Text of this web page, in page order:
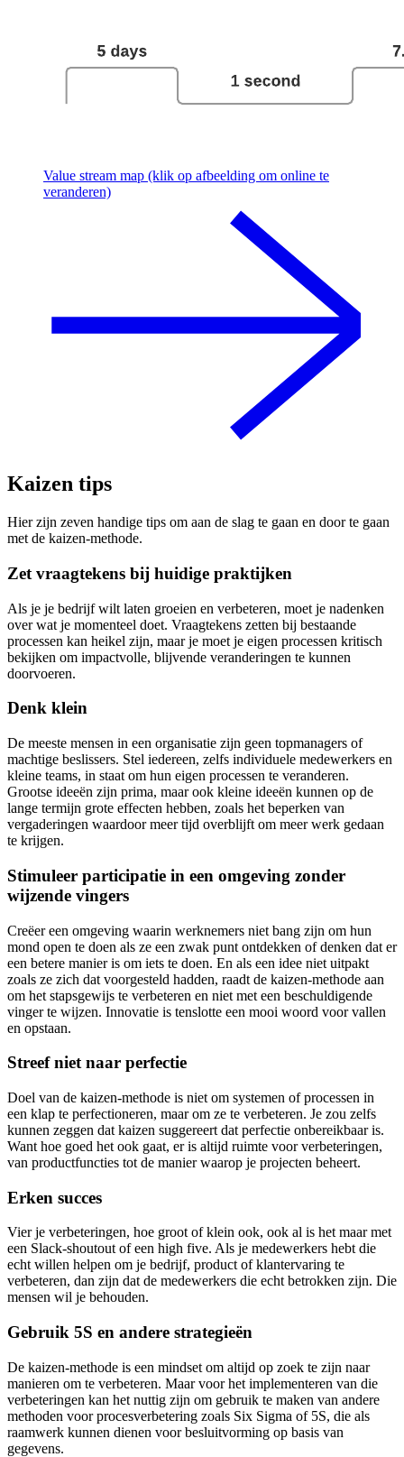
Value stream map (klik op afbeelding om online te
veranderen)
Kaizen tips
Hier zijn zeven handige tips om aan de slag te gaan en door te gaan
met de kaizen-methode.
Zet vraagtekens bij huidige praktijken
Als je je bedrijf wilt laten groeien en verbeteren, moet je nadenken
over wat je momenteel doet. Vraagtekens zetten bij bestaande
processen kan heikel zijn, maar je moet je eigen processen kritisch
bekijken om impactvolle, blijvende veranderingen te kunnen
doorvoeren.
Denk klein
De meeste mensen in een organisatie zijn geen topmanagers of
machtige beslissers. Stel iedereen, zelfs individuele medewerkers en
kleine teams, in staat om hun eigen processen te veranderen.
Grootse ideeën zijn prima, maar ook kleine ideeën kunnen op de
lange termijn grote effecten hebben, zoals het beperken van
vergaderingen waardoor meer tijd overblijft om meer werk gedaan
te krijgen.
Stimuleer participatie in een omgeving zonder
wijzende vingers
Creëer een omgeving waarin werknemers niet bang zijn om hun
mond open te doen als ze een zwak punt ontdekken of denken dat er
een betere manier is om iets te doen. En als een idee niet uitpakt
zoals ze zich dat voorgesteld hadden, raadt de kaizen-methode aan
om het stapsgewijs te verbeteren en niet met een beschuldigende
vinger te wijzen. Innovatie is tenslotte een mooi woord voor vallen
en opstaan.
Streef niet naar perfectie
Doel van de kaizen-methode is niet om systemen of processen in
een klap te perfectioneren, maar om ze te verbeteren. Je zou zelfs
kunnen zeggen dat kaizen suggereert dat perfectie onbereikbaar is.
Want hoe goed het ook gaat, er is altijd ruimte voor verbeteringen,
van productfuncties tot de manier waarop je projecten beheert.
Erken succes
Vier je verbeteringen, hoe groot of klein ook, ook al is het maar met
een Slack-shoutout of een high five. Als je medewerkers hebt die
echt willen helpen om je bedrijf, product of klantervaring te
verbeteren, dan zijn dat de medewerkers die echt betrokken zijn. Die
mensen wil je behouden.
Gebruik 5S en andere strategieën
De kaizen-methode is een mindset om altijd op zoek te zijn naar
manieren om te verbeteren. Maar voor het implementeren van die
verbeteringen kan het nuttig zijn om gebruik te maken van andere
methoden voor procesverbetering zoals Six Sigma of 5S, die als
raamwerk kunnen dienen voor besluitvorming op basis van
gegevens.